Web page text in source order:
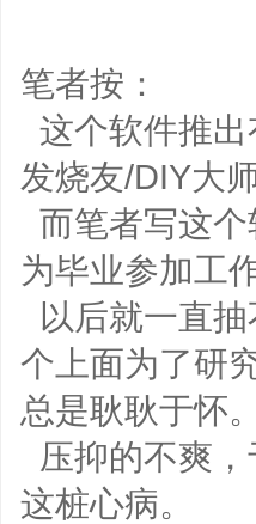
笔者按：
这个软件推
发烧友/DIY大
而笔者写这
为毕业参加工
以后就一直
个上面为了研
总是耿耿于怀。
压抑的不爽
这桩心病。